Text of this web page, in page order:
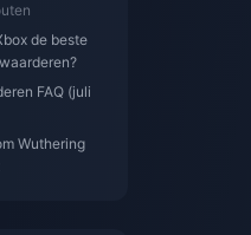
de beste
FAQ (juli
Wuthering